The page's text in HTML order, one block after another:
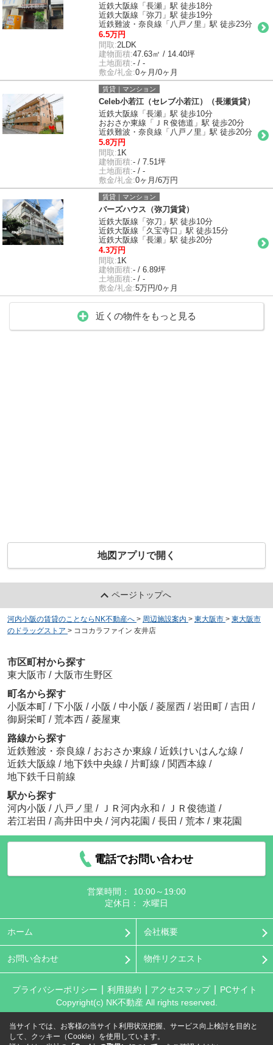
近鉄大阪線「長瀬」駅 徒歩18分
近鉄大阪線「弥刀」駅 徒歩19分
近鉄難波・奈良線「八戸ノ里」駅 徒歩23分
6.5万円
間取:2LDK
建物面積:47.63㎡ / 14.40坪
土地面積:- / -
敷金/礼金:0ヶ月/0ヶ月
賃貸｜マンション
Celeb小若江（セレブ小若江）（長瀬賃貸）
近鉄大阪線「長瀬」駅 徒歩10分
おおさか東線「ＪＲ俊徳道」駅 徒歩20分
近鉄難波・奈良線「八戸ノ里」駅 徒歩20分
5.8万円
間取:1K
建物面積:- / 7.51坪
土地面積:- / -
敷金/礼金:0ヶ月/6万円
賃貸｜マンション
バーズハウス（弥刀賃貸）
近鉄大阪線「弥刀」駅 徒歩10分
近鉄大阪線「久宝寺口」駅 徒歩15分
近鉄大阪線「長瀬」駅 徒歩20分
4.3万円
間取:1K
建物面積:- / 6.89坪
土地面積:- / -
敷金/礼金:5万円/0ヶ月
近くの物件をもっと見る
地図アプリで開く
ページトップへ
河内小阪の賃貸のことならNK不動産へ > 周辺施設案内 > 東大阪市 > 東大阪市
のドラッグストア > ココカラファイン 友井店
市区町村から探す
東大阪市 / 大阪市生野区
町名から探す
小阪本町 / 下小阪 / 小阪 / 中小阪 / 菱屋西 / 岩田町 / 吉田 /
御厨栄町 / 荒本西 / 菱屋東
路線から探す
近鉄難波・奈良線 / おおさか東線 / 近鉄けいはんな線 /
近鉄大阪線 / 地下鉄中央線 / 片町線 / 関西本線 /
地下鉄千日前線
駅から探す
河内小阪 / 八戸ノ里 / ＪＲ河内永和 / ＪＲ俊徳道 /
若江岩田 / 高井田中央 / 河内花園 / 長田 / 荒本 / 東花園
電話でお問い合わせ
営業時間：
10:00～19:00
定休日：
水曜日
ホーム 会社概要
お問い合わせ 物件リクエスト
プライバシーポリシー 利用規約 アクセスマップ
PCサイト
Copyright(c) NK不動産 All rights reserved.
当サイトでは、お客様の当サイト利用状況把握、サービス向上検討を目的と
して、クッキー（Cookie）を使用しています。